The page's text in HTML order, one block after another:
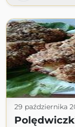
29 października